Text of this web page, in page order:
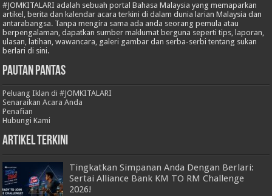
#JOMKITALARI adalah sebuah portal Bahasa Malaysia yang memaparkan
artikel, berita dan kalendar acara terkini di dalam dunia larian Malaysia dan
antarabangsa. Tanpa mengira sama ada anda seorang pemula atau
berpengalaman, dapatkan sumber maklumat berguna seperti tips, laporan,
ulasan, latihan, wawancara, galeri gambar dan serba-serbi tentang sukan
berlari di sini.
Pautan Pantas
Peluang Iklan di #JOMKITALARI
Senaraikan Acara Anda
Penafian
Hubungi Kami
Artikel Terkini
Tingkatkan Simpanan Anda Dengan Berlari:
Sertai Alliance Bank KM TO RM Challenge
2026!